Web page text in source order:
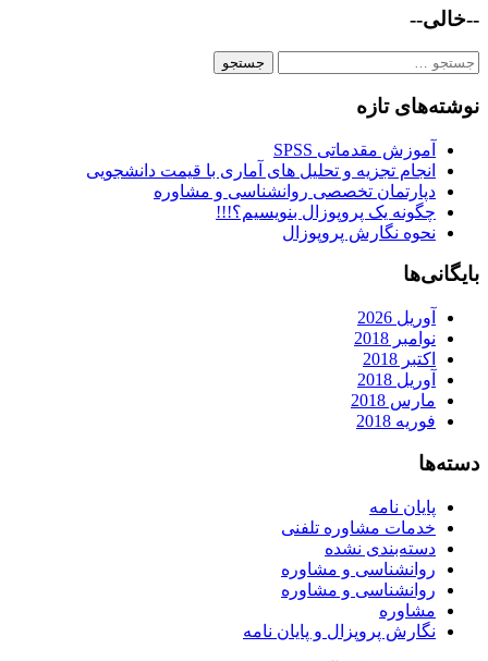
--خالی--
جستجو
نوشته‌های تازه
آموزش مقدماتی SPSS
انجام تجزیه و تحلیل های آماری با قیمت دانشجویی
دپارتمان تخصصی روانشناسی و مشاوره
چگونه یک پروپوزال بنویسیم؟!!!
نحوه نگارش پروپوزال
بایگانی‌ها
آوریل 2026
نوامبر 2018
اکتبر 2018
آوریل 2018
مارس 2018
فوریه 2018
دسته‌ها
پایان نامه
خدمات مشاوره تلفنی
دسته‌بندی نشده
روانشناسی و مشاوره
روانشناسی و مشاوره
مشاوره
نگارش پروپزال و پایان نامه